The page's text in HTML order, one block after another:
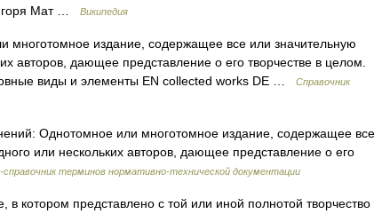
Мат …
Википедия
многотомное издание, содержащее все или значительную
авторов, дающее представление о его творчестве в целом.
виды и элементы EN collected works DE …
Справочник
Однотомное или многотомное издание, содержащее все
или нескольких авторов, дающее представление о его
справочник терминов нормативно-технической документации
котором представлено с той или иной полнотой творчество